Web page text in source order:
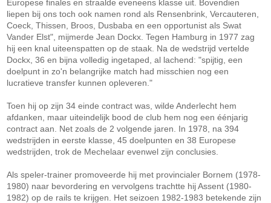
Europese finales en straalde eveneens klasse uit. Bovendien
liepen bij ons toch ook namen rond als Rensenbrink, Vercauteren,
Coeck, Thissen, Broos, Dusbaba en een opportunist als Swat
Vander Elst", mijmerde Jean Dockx. Tegen Hamburg in 1977 zag
hij een knal uiteenspatten op de staak. Na de wedstrijd vertelde
Dockx, 36 en bijna volledig ingetaped, al lachend: "spijtig, een
doelpunt in zo'n belangrijke match had misschien nog een
lucratieve transfer kunnen opleveren."
Toen hij op zijn 34 einde contract was, wilde Anderlecht hem
afdanken, maar uiteindelijk bood de club hem nog een éénjarig
contract aan. Net zoals de 2 volgende jaren. In 1978, na 394
wedstrijden in eerste klasse, 45 doelpunten en 38 Europese
wedstrijden, trok de Mechelaar evenwel zijn conclusies.
Als speler-trainer promoveerde hij met provincialer Bornem (1978-
1980) naar bevordering en vervolgens trachtte hij Assent (1980-
1982) op de rails te krijgen. Het seizoen 1982-1983 betekende zijn